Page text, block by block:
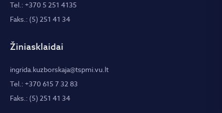
Tel.: +370 5 251 4135
Faks.: (5) 251 41 34
Žiniasklaidai
ingrida.kuzborskaja@tspmi.vu.lt
Tel.: +370 615 7 32 83
Faks.: (5) 251 41 34